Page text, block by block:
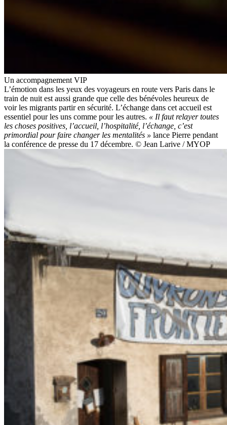
Un accompagnement VIP
L’émotion dans les yeux des voyageurs en route vers Paris dans le
train de nuit est aussi grande que celle des bénévoles heureux de
voir les migrants partir en sécurité. L’échange dans cet accueil est
essentiel pour les uns comme pour les autres. « Il faut relayer toutes
les choses positives, l’accueil, l’hospitalité, l’échange, c’est
primordial pour faire changer les mentalités » lance Pierre pendant
la conférence de presse du 17 décembre. © Jean Larive / MYOP